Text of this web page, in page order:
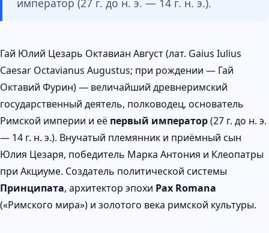
Гай Юлий Цезарь Октавиан Август (лат. Gaius Iulius
Caesar Octavianus Augustus; при рождении — Гай
Октавий Фурин) — величайший древнеримский
государственный деятель, полководец, основатель
Римской империи и её первый император(27 г. до н. э.
— 14 г. н. э.). Внучатый племянник и приёмный сын
Юлия Цезаря, победитель Марка Антония и Клеопатры
при Акциуме. Создатель политической системы
Принципата, архитектор эпохи Pax Romana
(«Римского мира») и золотого века римской культуры.